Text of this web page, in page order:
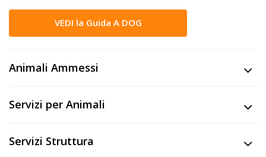
INFO
DOG
CODICE
VEDI la Guida A DOG
Animali Ammessi
Servizi per Animali
Servizi Struttura